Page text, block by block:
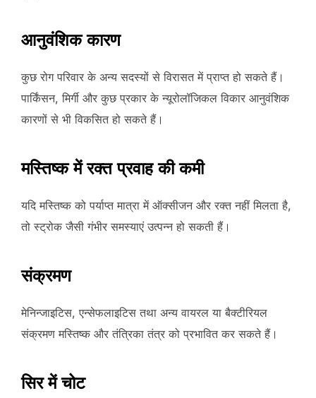
आनुवंशिक कारण
कुछ रोग परिवार के अन्य सदस्यों से विरासत में प्राप्त हो सकते हैं।
पार्किंसन, मिर्गी और कुछ प्रकार के न्यूरोलॉजिकल विकार आनुवंशिक
कारणों से भी विकसित हो सकते हैं।
मस्तिष्क में रक्त प्रवाह की कमी
यदि मस्तिष्क को पर्याप्त मात्रा में ऑक्सीजन और रक्त नहीं मिलता है,
तो स्ट्रोक जैसी गंभीर समस्याएं उत्पन्न हो सकती हैं।
संक्रमण
मेनिन्जाइटिस, एन्सेफलाइटिस तथा अन्य वायरल या बैक्टीरियल
संक्रमण मस्तिष्क और तंत्रिका तंत्र को प्रभावित कर सकते हैं।
सिर में चोट